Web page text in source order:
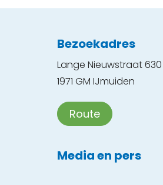
Bezoekadres
Lange Nieuwstraat 630
1971 GM IJmuiden
Route
Media en pers